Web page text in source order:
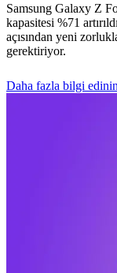
Samsung Galaxy Z
kapasitesi %71
açısından yeni
gerektiriyor.
Daha fazla bilgi edinin